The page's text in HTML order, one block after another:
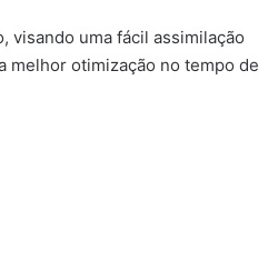
visando uma fácil assimilação
melhor otimização no tempo de